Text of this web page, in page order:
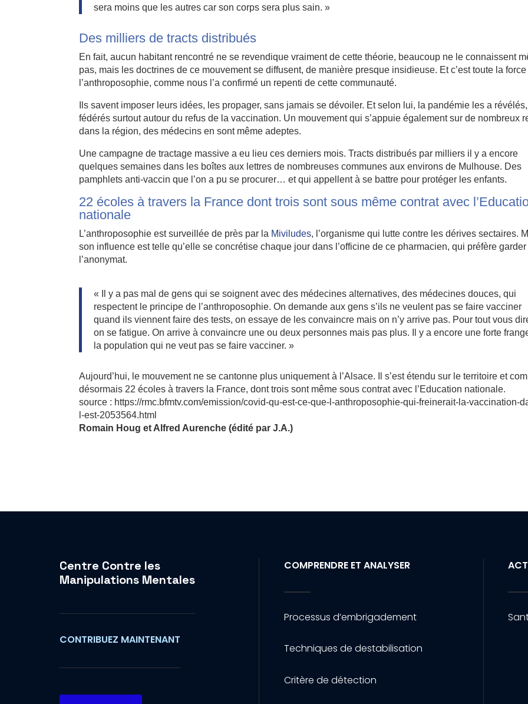
sera moins que les autres car son corps sera plus sain. »
Des milliers de tracts distribués
En fait, aucun habitant rencontré ne se revendique vraiment de cette théorie, beaucoup ne le connaissent
pas, mais les doctrines de ce mouvement se diffusent, de manière presque insidieuse. Et c’est toute la
l’anthroposophie, comme nous l’a confirmé un repenti de cette communauté.
Ils savent imposer leurs idées, les propager, sans jamais se dévoiler. Et selon lui, la pandémie les a révélés,
fédérés surtout autour du refus de la vaccination. Un mouvement qui s’appuie également sur de nombreux
dans la région, des médecins en sont même adeptes.
Une campagne de tractage massive a eu lieu ces derniers mois. Tracts distribués par milliers il y a encore
quelques semaines dans les boîtes aux lettres de nombreuses communes aux environs de Mulhouse. Des
pamphlets anti-vaccin que l’on a pu se procurer… et qui appellent à se battre pour protéger les enfants.
22 écoles à travers la France dont trois sont sous même contrat avec
nationale
L’anthroposophie est surveillée de près par la Miviludes, l’organisme qui lutte contre les dérives sectaires.
son influence est telle qu’elle se concrétise chaque jour dans l’officine de ce pharmacien, qui préfère garder
l’anonymat.
« Il y a pas mal de gens qui se soignent avec des médecines alternatives, des médecines douces, qui
respectent le principe de l’anthroposophie. On demande aux gens s’ils ne veulent pas se faire vacciner
quand ils viennent faire des tests, on essaye de les convaincre mais on n’y arrive pas. Pour tout vous
on se fatigue. On arrive à convaincre une ou deux personnes mais pas plus. Il y a encore une forte
la population qui ne veut pas se faire vacciner. »
Aujourd’hui, le mouvement ne se cantonne plus uniquement à l’Alsace. Il s’est étendu sur le territoire et
désormais 22 écoles à travers la France, dont trois sont même sous contrat avec l’Education nationale.
source : https://rmc.bfmtv.com/emission/covid-qu-est-ce-que-l-anthroposophie-qui-freinerait-la-vaccination-
l-est-2053564.html
Romain Houg et Alfred Aurenche (édité par J.A.)
Centre Contre les
Manipulations Mentales
CONTRIBUEZ MAINTENANT
COMPRENDRE ET ANALYSER
Processus d’embrigadement
Techniques de destabilisation
Critère de détection